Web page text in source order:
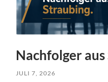
Nachfolger
JULI 7, 2026